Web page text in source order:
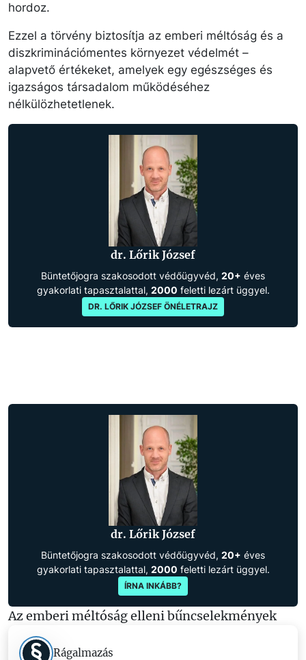
hordoz.
Ezzel a törvény biztosítja az emberi méltóság és a
diszkriminációmentes környezet védelmét –
alapvető értékeket, amelyek egy egészséges és
igazságos társadalom működéséhez
nélkülözhetetlenek.
dr. Lőrik József
Büntetőjogra szakosodott védőügyvéd, 20+ éves
gyakorlati tapasztalattal, 2000 feletti lezárt üggyel.
DR. LŐRIK JÓZSEF ÖNÉLETRAJZ
dr. Lőrik József
Büntetőjogra szakosodott védőügyvéd, 20+ éves
gyakorlati tapasztalattal, 2000 feletti lezárt üggyel.
ÍRNA INKÁBB?
Az emberi méltóság elleni bűncselekmények
Rágalmazás